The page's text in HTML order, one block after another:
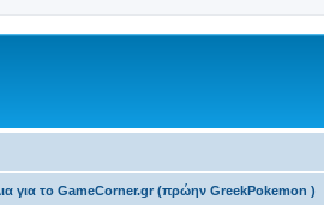
για το GameCorner.gr (πρώην GreekPokemon )